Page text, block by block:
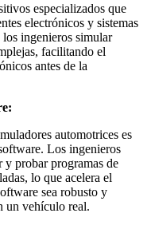
especializados que
electrónicos y sistemas
ingenieros simular
facilitando el
antes de la
automotrices es
Los ingenieros
y probar programas de
lo que acelera el
sea robusto y
un vehículo real.